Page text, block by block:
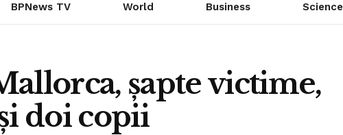
BPNews TV World Business Science
șapte victime,
doi copii